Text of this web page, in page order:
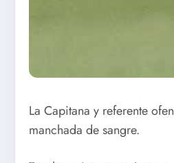
La Capitana y referente
manchada de sangre.